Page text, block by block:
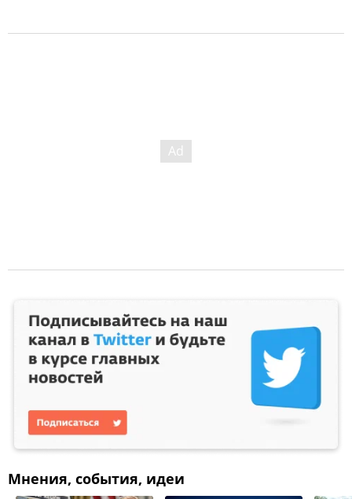
Мнения, события, идеи